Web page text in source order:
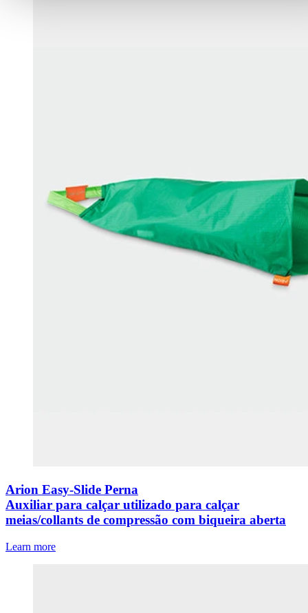
Arion Easy-Slide Perna
Auxiliar para calçar utilizado para calçar
meias/collants de compressão com biqueira aberta
Learn more